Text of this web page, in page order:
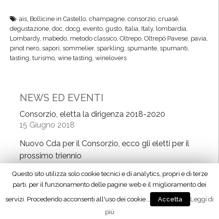
ais, Bollicine in Castello, champagne, consorzio, cruasé,
degustazione, doc, docg, evento, gusto, Italia, Italy, lombardia,
Lombardy, mabedo, metodo classico, Oltrepo, Oltrepò Pavese, pavia,
pinot nero, sapori, sommelier, sparkling, spumante, spumanti,
tasting, turismo, wine tasting, winelovers
NEWS ED EVENTI
Consorzio, eletta la dirigenza 2018-2020
15 Giugno 2018
Nuovo Cda per il Consorzio, ecco gli eletti per il
prossimo triennio
Vinitaly, le colline del Pinot nero protagoniste
5 Aprile 2018
Evento Ais al Westin Palace, le colline del Pinot
Questo sito utilizza solo cookie tecnici e di analytics, propri e di terze
parti, per il funzionamento delle pagine web e il miglioramento dei
servizi. Procedendo acconsenti all'uso dei cookie...
Accetta
Leggi di
più